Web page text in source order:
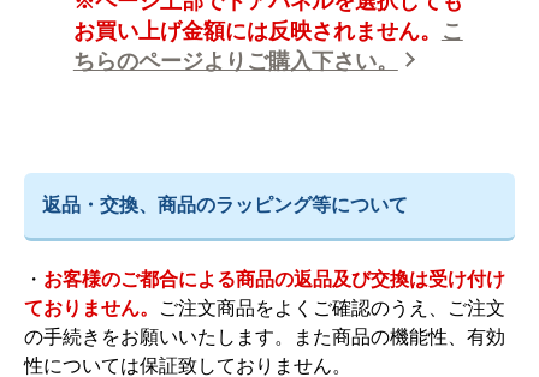
お買い上げ金額には反映されません。
こ
ちらのページよりご購入下さい。
返品・交換、商品のラッピング等について
・ お客様のご都合による商品の返品及び交換は受け付け
ておりません。
ご注文商品をよくご確認のうえ、ご注文
の手続きをお願いいたします。また商品の機能性、有効
性については保証致しておりません。